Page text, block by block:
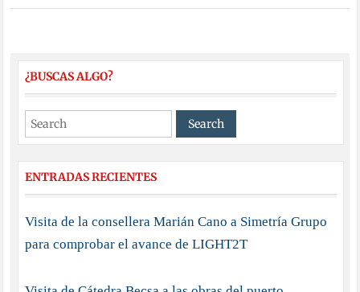
¿BUSCAS ALGO?
ENTRADAS RECIENTES
Visita de la consellera Marián Cano a Simetría Grupo
para comprobar el avance de LIGHT2T